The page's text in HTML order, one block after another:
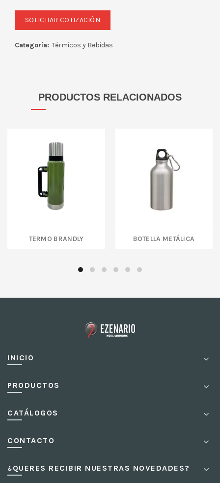
Categoría: Térmicos y Bebidas
PRODUCTOS RELACIONADOS
TERMO BRANDLY BOTELLA METÁLICA
INICIO
PRODUCTOS
CATÁLOGOS
CONTACTO
¿QUERES RECIBIR NUESTRAS NOVEDADES?